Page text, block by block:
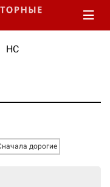
HC
дорогие